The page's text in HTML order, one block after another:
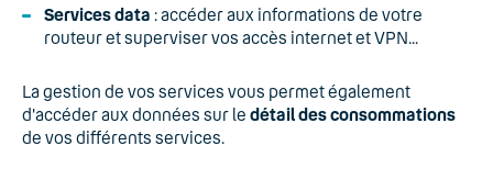
Services data : accéder aux informations de votre
routeur et superviser vos accès internet et VPN...
La gestion de vos services vous permet également
d'accéder aux données sur le détail des consommations
de vos différents services.